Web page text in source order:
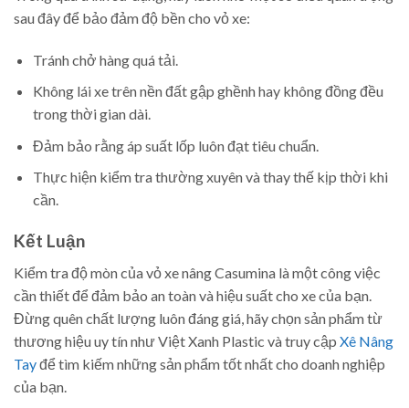
sau đây để bảo đảm độ bền cho vỏ xe:
Tránh chở hàng quá tải.
Không lái xe trên nền đất gập ghềnh hay không đồng đều
trong thời gian dài.
Đảm bảo rằng áp suất lốp luôn đạt tiêu chuẩn.
Thực hiện kiểm tra thường xuyên và thay thế kịp thời khi
cần.
Kết Luận
Kiểm tra độ mòn của vỏ xe nâng Casumina là một công việc
cần thiết để đảm bảo an toàn và hiệu suất cho xe của bạn.
Đừng quên chất lượng luôn đáng giá, hãy chọn sản phẩm từ
thương hiệu uy tín như Việt Xanh Plastic và truy cập Xê Nâng
Tayđể tìm kiếm những sản phẩm tốt nhất cho doanh nghiệp
của bạn.